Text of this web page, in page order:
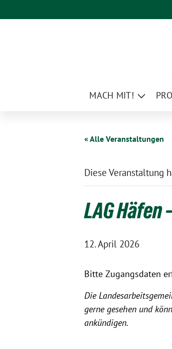
zum
MACH MIT!
Zeige
« Alle Veranstaltungen
Diese Veranstaltung
LAG
12. April 2026
Bitte Zugangsdaten
Die
gerne gesehen und
ankündigen.